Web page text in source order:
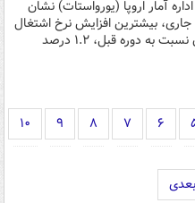
آمار اروپا (یورواستات) نشان
بیشترین افزایش نرخ اشتغال
اتحادیه اروپا را گزارش کرده و اشتغال آن نسبت به دوره قبل، ۱.۲ درصد
۶ ۷ ۸ ۹ ۱۰
بعدی